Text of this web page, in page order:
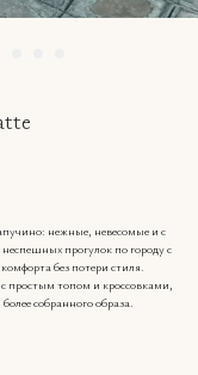
нежные, невесомые и с
прогулок по городу с
без потери стиля.
простым топом и кроссовками,
собранного образа.